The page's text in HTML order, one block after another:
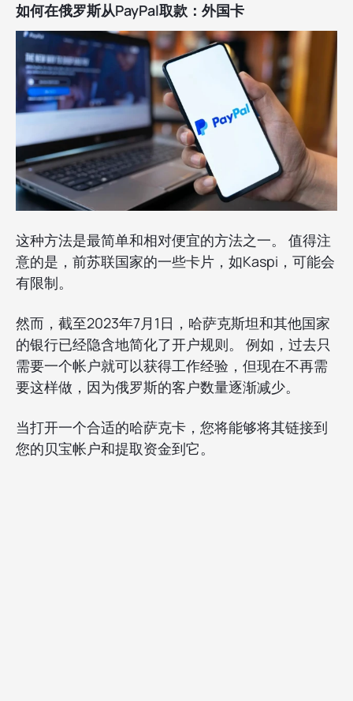
如何在俄罗斯从PayPal取款：外国卡
这种方法是最简单和相对便宜的方法之一。 值得注
意的是，前苏联国家的一些卡片，如Kaspi，可能会
有限制。
然而，截至2023年7月1日，哈萨克斯坦和其他国家
的银行已经隐含地简化了开户规则。 例如，过去只
需要一个帐户就可以获得工作经验，但现在不再需
要这样做，因为俄罗斯的客户数量逐渐减少。
当打开一个合适的哈萨克卡，您将能够将其链接到
您的贝宝帐户和提取资金到它。